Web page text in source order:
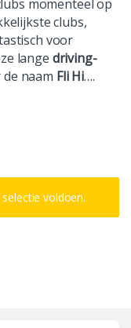
momenteel op
clubs,
voor
lange driving-
naam Fli Hi….
voldoen.